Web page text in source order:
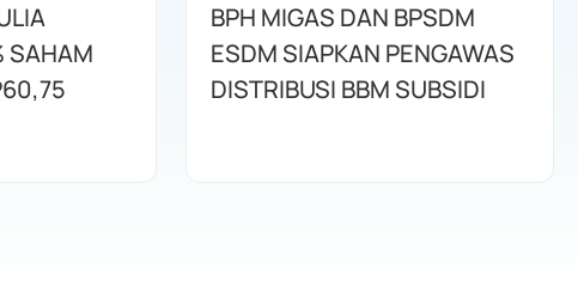
SAHAM
BPH MIGAS DAN BPSDM
ESDM SIAPKAN PENGAWAS
DISTRIBUSI BBM SUBSIDI